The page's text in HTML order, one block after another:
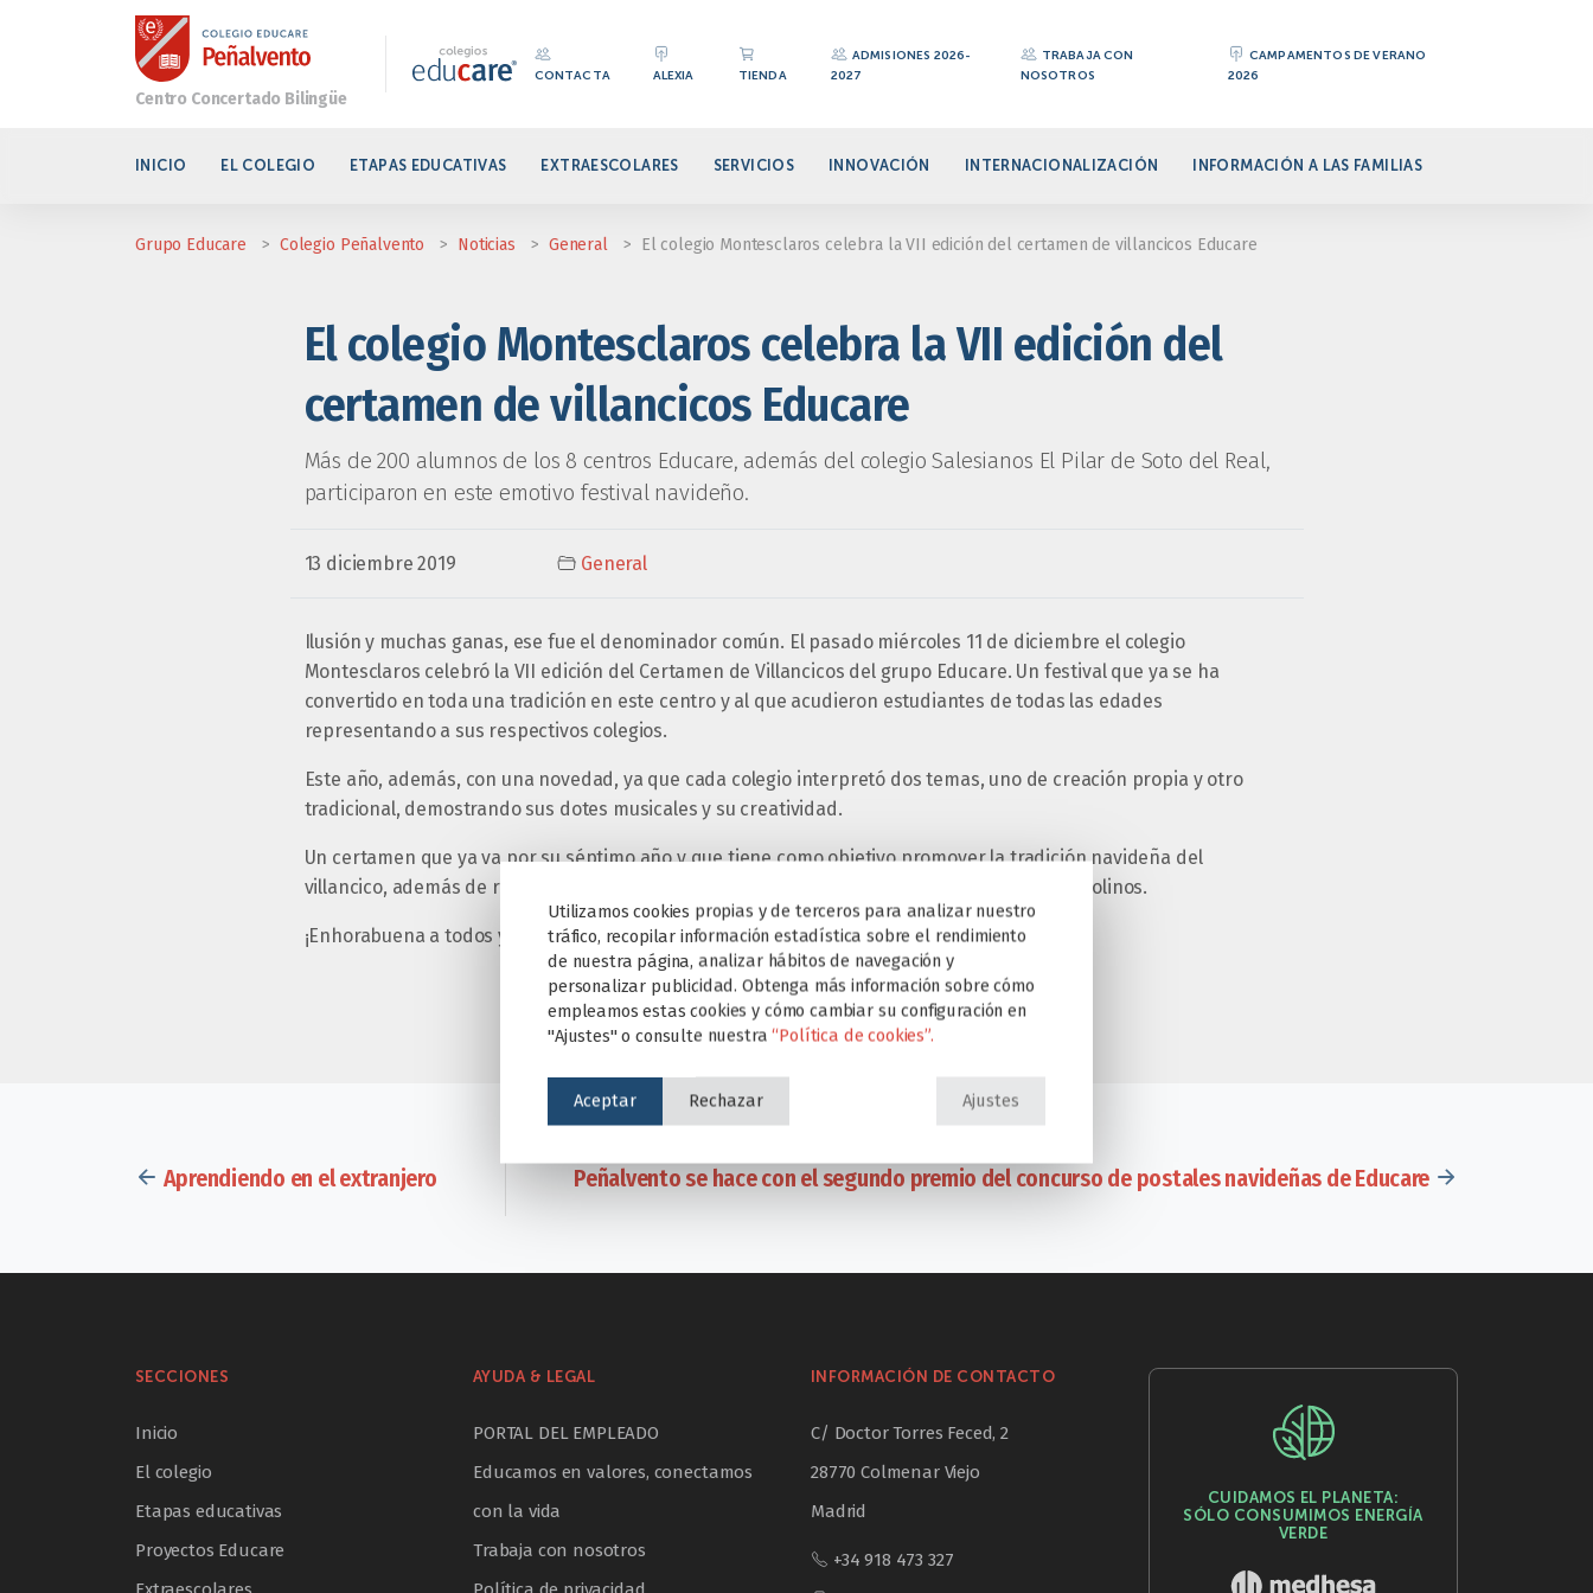
CONTACTA ALEXIA TIENDA
ADMISIONES 2026-
2027
TRABAJA CON
NOSOTROS
CAMPAMENTOS DE VERANO
2026
INICIO EL COLEGIO ETAPAS EDUCATIVAS EXTRAESCOLARES SERVICIOS INNOVACIÓN INTERNACIONALIZACIÓN INFORMACIÓN A LAS FAMILIAS
Grupo Educare > Colegio Peñalvento > Noticias > General > El colegio Montesclaros celebra la VII edición del certamen de villancicos Educare
El colegio Montesclaros celebra la VII edición del
certamen de villancicos Educare
Más de 200 alumnos de los 8 centros Educare, además del colegio Salesianos El Pilar de Soto del Real,
participaron en este emotivo festival navideño.
13 diciembre 2019 General
Ilusión y muchas ganas, ese fue el denominador común. El pasado miércoles 11 de diciembre el colegio
Montesclaros celebró la VII edición del Certamen de Villancicos del grupo Educare. Un festival que ya se ha
convertido en toda una tradición en este centro y al que acudieron estudiantes de todas las edades
representando a sus respectivos colegios.
Este año, además, con una novedad, ya que cada colegio interpretó dos temas, uno de creación propia y otro
tradicional, demostrando sus dotes musicales y su creatividad.
Un certamen que ya va por su séptimo año y que tiene como objetivo promover la tradición navideña del
villancico, además de recaudar fondos para ayudar a las Hermanitas de los pobres de los Molinos.
¡Enhorabuena a todos y gracias por vuestra implicación año tras año!
Aprendiendo en el extranjero Peñalvento se hace con el segundo premio del concurso de postales navideñas de Educare
SECCIONES
Inicio
El colegio
Etapas educativas
Proyectos Educare
AYUDA & LEGAL
PORTAL DEL EMPLEADO
Educamos en valores, conectamos
con la vida
Trabaja con nosotros
INFORMACIÓN DE CONTACTO
C/ Doctor Torres Feced, 2
28770 Colmenar Viejo
Madrid
+34 918 473 327
CUIDAMOS EL PLANETA:
SÓLO CONSUMIMOS ENERGÍA
VERDE
Utilizamos cookies propias y de terceros para analizar nuestro
tráfico, recopilar información estadística sobre el rendimiento
de nuestra página, analizar hábitos de navegación y
personalizar publicidad. Obtenga más información sobre cómo
empleamos estas cookies y cómo cambiar su configuración en
"Ajustes" o consulte nuestra“Política de cookies”.
Aceptar Rechazar Ajustes